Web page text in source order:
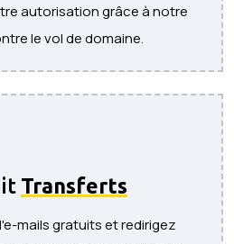
autorisation grâce à notre
le vol de domaine.
Transferts
mails gratuits et redirigez